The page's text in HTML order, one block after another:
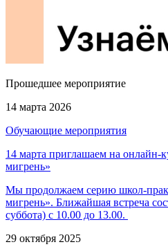
Прошедшее мероприятие
14 марта 2026
Обучающие мероприятия
14 марта приглашаем на онлайн-
мигрень»
Мы продолжаем серию школ-
мигрень». Ближайшая встреча
суббота) с 10.00 до 13.00.
29 октября 2025